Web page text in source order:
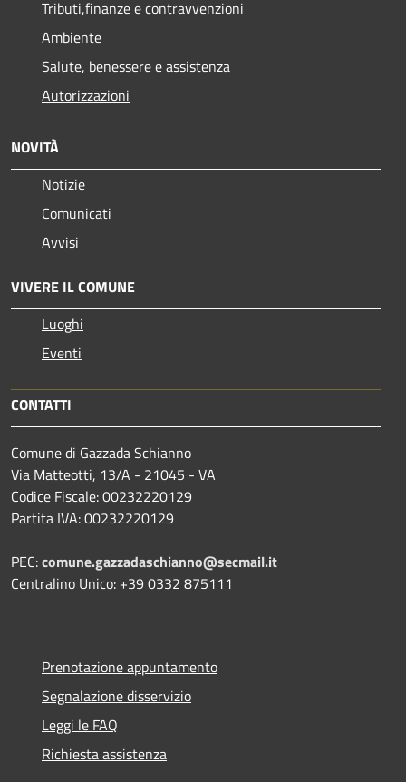
Tributi,finanze e contravvenzioni
Ambiente
Salute, benessere e assistenza
Autorizzazioni
NOVITÀ
Notizie
Comunicati
Avvisi
VIVERE IL COMUNE
Luoghi
Eventi
CONTATTI
Comune di Gazzada Schianno
Via Matteotti, 13/A - 21045 - VA
Codice Fiscale: 00232220129
Partita IVA: 00232220129
PEC:comune.gazzadaschianno@secmail.it
Centralino Unico: +39 0332 875111
Prenotazione appuntamento
Segnalazione disservizio
Leggi le FAQ
Richiesta assistenza